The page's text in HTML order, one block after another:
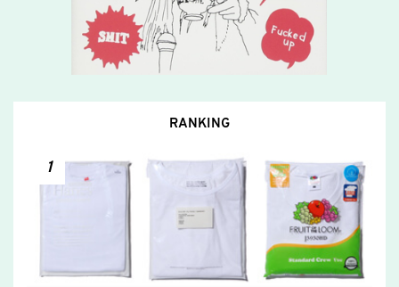
RANKING
1